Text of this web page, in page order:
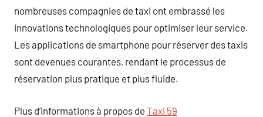
nombreuses compagnies de taxi ont embrassé les
innovations technologiques pour optimiser leur service.
Les applications de smartphone pour réserver des taxis
sont devenues courantes, rendant le processus de
réservation plus pratique et plus fluide.
Plus d’informations à propos de Taxi 59